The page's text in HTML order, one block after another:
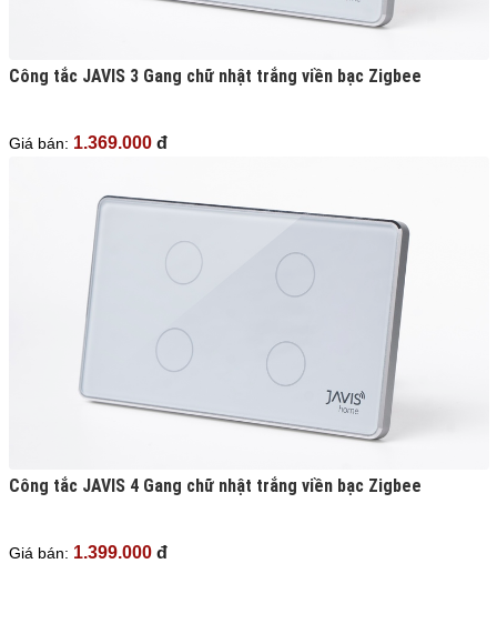
Công tắc JAVIS 3 Gang chữ nhật trắng viền bạc Zigbee
Giá bán: 1.369.000 đ
Công tắc JAVIS 4 Gang chữ nhật trắng viền bạc Zigbee
Giá bán: 1.399.000 đ